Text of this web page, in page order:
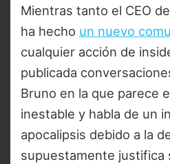
Mientras tanto el CEO
ha hecho un nuevo
cualquier acción de
publicada
Bruno en la que parece
inestable y habla de un
apocalipsis debido a la
supuestamente justifica